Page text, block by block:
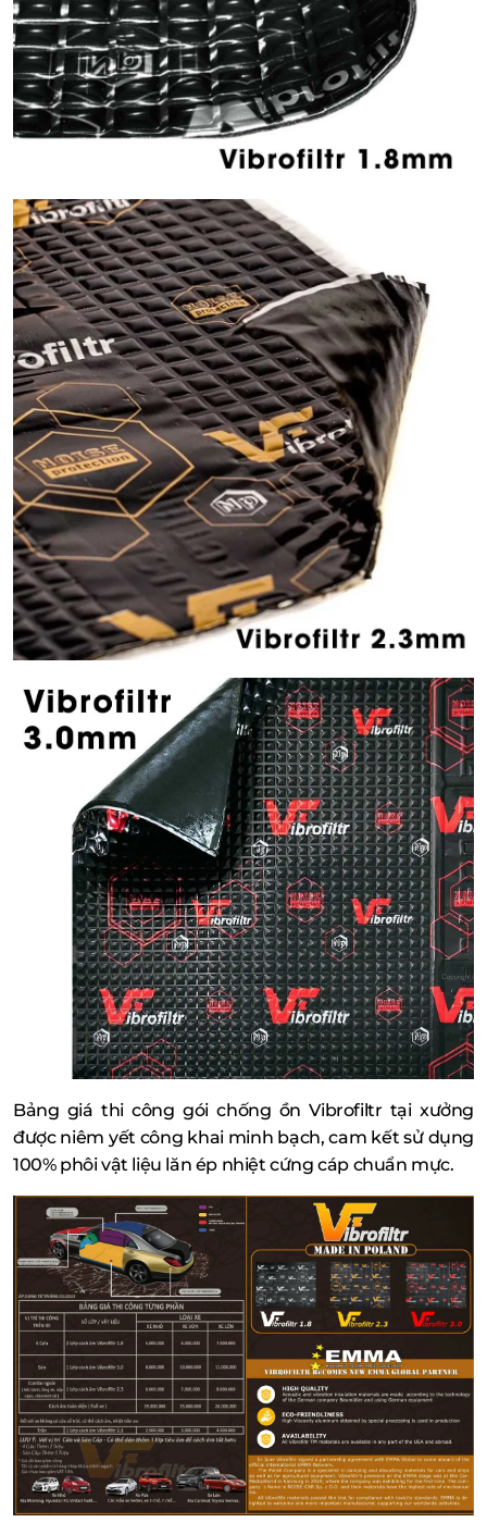
Bảng giá thi công gói chống ồn Vibrofiltr tại xưởng
được niêm yết công khai minh bạch, cam kết sử dụng
100% phôi vật liệu lăn ép nhiệt cứng cáp chuẩn mực.